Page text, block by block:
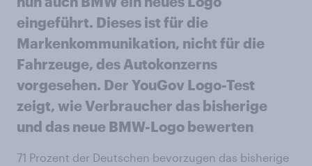
eingeführt. Dieses ist für die
Markenkommunikation, nicht für die
Fahrzeuge, des Autokonzerns
vorgesehen. Der YouGov Logo-Test
zeigt, wie Verbraucher das bisherige
und das neue BMW-Logo bewerten
71 Prozent der Deutschen bevorzugen das bisherige